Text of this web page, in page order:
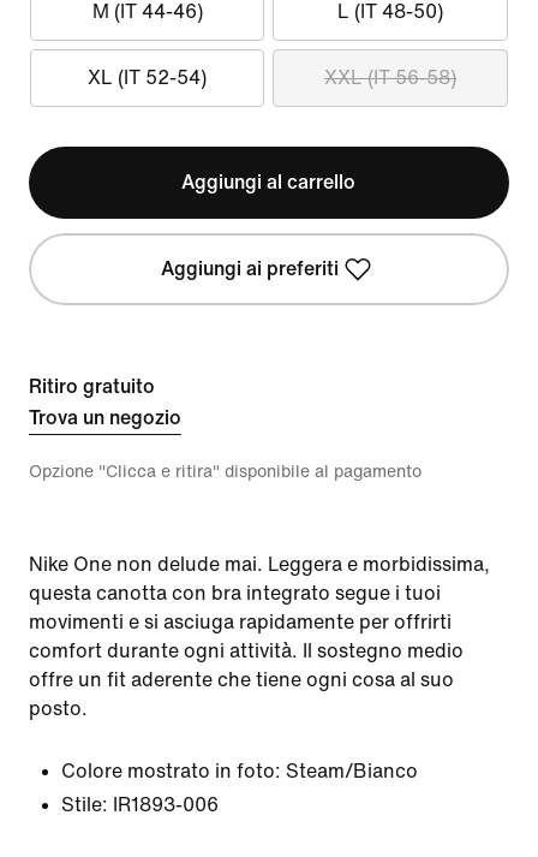
M (IT 44-46) L (IT 48-50)
XL (IT 52-54) XXL (IT 56-58)
Aggiungi al carrello
Aggiungi ai preferiti
Ritiro gratuito
Trova un negozio
Opzione "Clicca e ritira" disponibile al pagamento
Nike One non delude mai. Leggera e morbidissima,
questa canotta con bra integrato segue i tuoi
movimenti e si asciuga rapidamente per offrirti
comfort durante ogni attività. Il sostegno medio
offre un fit aderente che tiene ogni cosa al suo
posto.
Colore mostrato in foto: Steam/Bianco
Stile:
IR1893-006